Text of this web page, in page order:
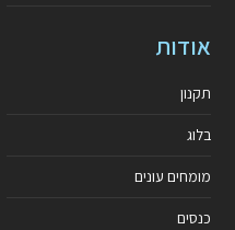
אודות
תקנון
בלוג
מומחים עונים
כנסים